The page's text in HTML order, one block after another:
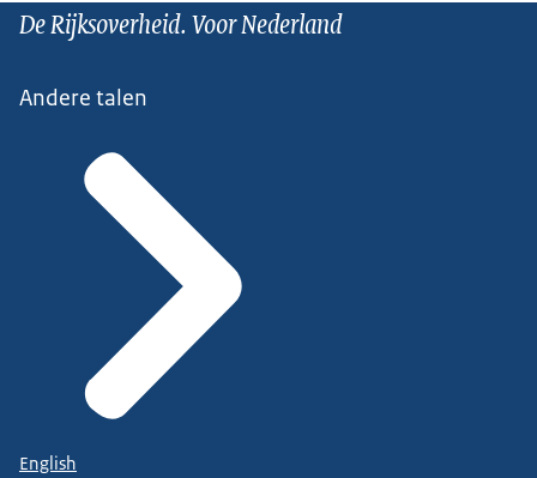
De Rijksoverheid. Voor Nederland
Andere talen
English